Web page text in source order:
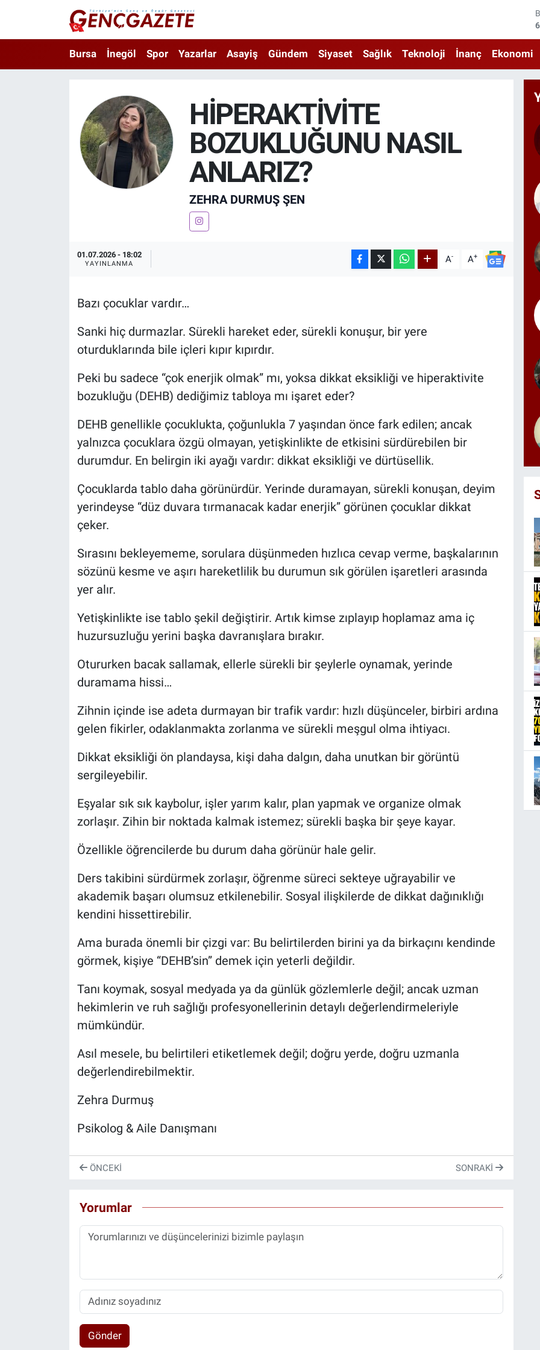
Bursa İnegöl Spor Yazarlar Asayiş Gündem Siyaset Sağlık Teknoloji İnanç Ekonomi
HİPERAKTİVİTE
BOZUKLUĞUNU NASIL
ANLARIZ?
ZEHRA DURMUŞ ŞEN
01.07.2026 - 18:02
YAYINLANMA A- A+
Bazı çocuklar vardır…
Sanki hiç durmazlar. Sürekli hareket eder, sürekli konuşur, bir yere
oturduklarında bile içleri kıpır kıpırdır.
Peki bu sadece “çok enerjik olmak” mı, yoksa dikkat eksikliği ve hiperaktivite
bozukluğu (DEHB) dediğimiz tabloya mı işaret eder?
DEHB genellikle çocuklukta, çoğunlukla 7 yaşından önce fark edilen; ancak
yalnızca çocuklara özgü olmayan, yetişkinlikte de etkisini sürdürebilen bir
durumdur. En belirgin iki ayağı vardır: dikkat eksikliği ve dürtüsellik.
Çocuklarda tablo daha görünürdür. Yerinde duramayan, sürekli konuşan, deyim
yerindeyse “düz duvara tırmanacak kadar enerjik” görünen çocuklar dikkat
çeker.
Sırasını bekleyememe, sorulara düşünmeden hızlıca cevap verme, başkalarının
sözünü kesme ve aşırı hareketlilik bu durumun sık görülen işaretleri arasında
yer alır.
Yetişkinlikte ise tablo şekil değiştirir. Artık kimse zıplayıp hoplamaz ama iç
huzursuzluğu yerini başka davranışlara bırakır.
Otururken bacak sallamak, ellerle sürekli bir şeylerle oynamak, yerinde
duramama hissi…
Zihnin içinde ise adeta durmayan bir trafik vardır: hızlı düşünceler, birbiri ardına
gelen fikirler, odaklanmakta zorlanma ve sürekli meşgul olma ihtiyacı.
Dikkat eksikliği ön plandaysa, kişi daha dalgın, daha unutkan bir görüntü
sergileyebilir.
Eşyalar sık sık kaybolur, işler yarım kalır, plan yapmak ve organize olmak
zorlaşır. Zihin bir noktada kalmak istemez; sürekli başka bir şeye kayar.
Özellikle öğrencilerde bu durum daha görünür hale gelir.
Ders takibini sürdürmek zorlaşır, öğrenme süreci sekteye uğrayabilir ve
akademik başarı olumsuz etkilenebilir. Sosyal ilişkilerde de dikkat dağınıklığı
kendini hissettirebilir.
Ama burada önemli bir çizgi var: Bu belirtilerden birini ya da birkaçını kendinde
görmek, kişiye “DEHB’sin” demek için yeterli değildir.
Tanı koymak, sosyal medyada ya da günlük gözlemlerle değil; ancak uzman
hekimlerin ve ruh sağlığı profesyonellerinin detaylı değerlendirmeleriyle
mümkündür.
Asıl mesele, bu belirtileri etiketlemek değil; doğru yerde, doğru uzmanla
değerlendirebilmektir.
Zehra Durmuş
Psikolog & Aile Danışmanı
ÖNCEKI SONRAKI
Yorumlar
Gönder
Nöbetçi Eczaneler
Trafik Durumu
Süper Lig Puan Durumu ve Fikstür
Tüm Manşetler